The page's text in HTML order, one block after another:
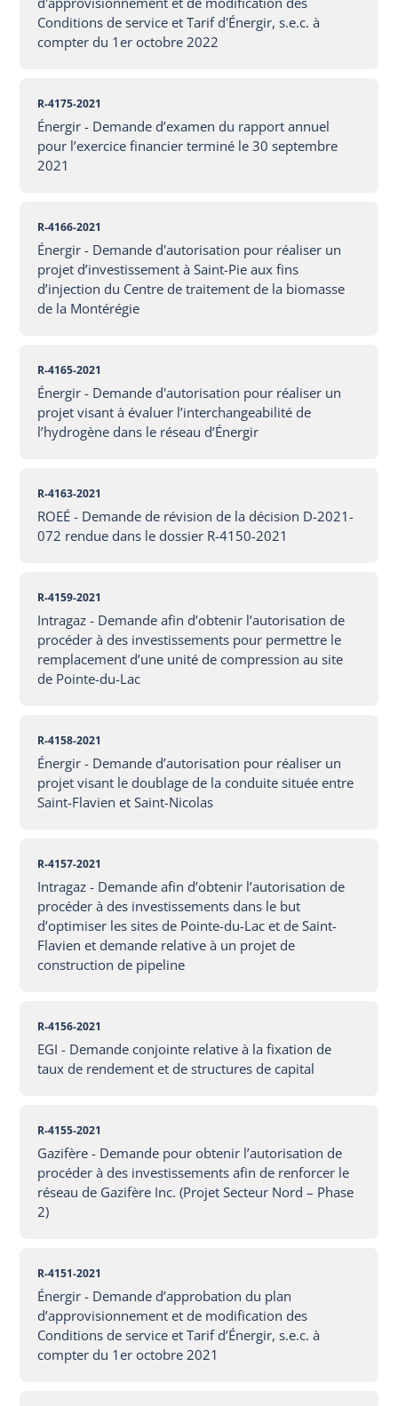
Conditions de service et Tarif d'Énergir, s.e.c. à
compter du 1er octobre 2022
R-4175-2021
Énergir - Demande d’examen du rapport annuel
pour l’exercice financier terminé le 30 septembre
2021
R-4166-2021
Énergir - Demande d'autorisation pour réaliser un
projet d’investissement à Saint-Pie aux fins
d’injection du Centre de traitement de la biomasse
de la Montérégie
R-4165-2021
Énergir - Demande d'autorisation pour réaliser un
projet visant à évaluer l’interchangeabilité de
l’hydrogène dans le réseau d’Énergir
R-4163-2021
ROEÉ - Demande de révision de la décision D-2021-
072 rendue dans le dossier R-4150-2021
R-4159-2021
Intragaz - Demande afin d’obtenir l’autorisation de
procéder à des investissements pour permettre le
remplacement d’une unité de compression au site
de Pointe-du-Lac
R-4158-2021
Énergir - Demande d’autorisation pour réaliser un
projet visant le doublage de la conduite située entre
Saint-Flavien et Saint-Nicolas
R-4157-2021
Intragaz - Demande afin d’obtenir l’autorisation de
procéder à des investissements dans le but
d’optimiser les sites de Pointe-du-Lac et de Saint-
Flavien et demande relative à un projet de
construction de pipeline
R-4156-2021
EGI - Demande conjointe relative à la fixation de
taux de rendement et de structures de capital
R-4155-2021
Gazifère - Demande pour obtenir l’autorisation de
procéder à des investissements afin de renforcer le
réseau de Gazifère Inc. (Projet Secteur Nord – Phase
2)
R-4151-2021
Énergir - Demande d’approbation du plan
d’approvisionnement et de modification des
Conditions de service et Tarif d’Énergir, s.e.c. à
compter du 1er octobre 2021